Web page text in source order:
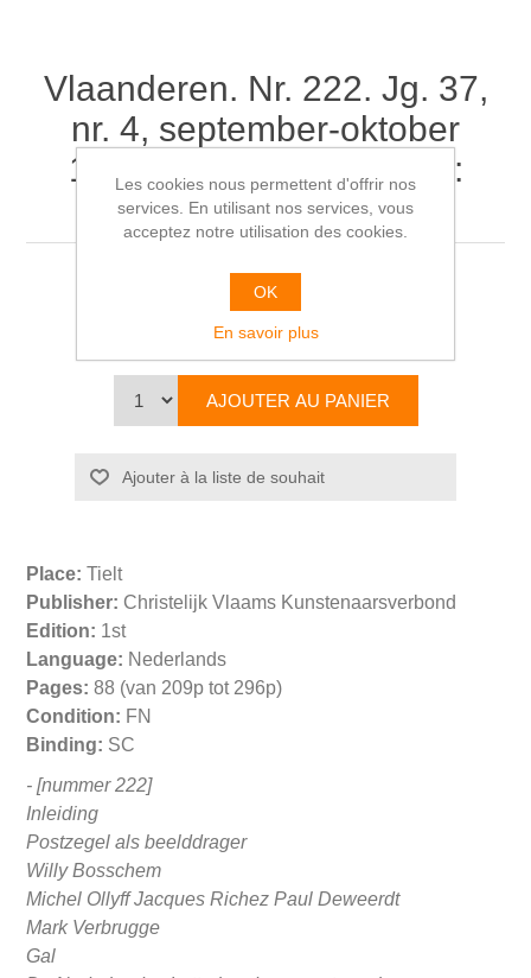
Vlaanderen. Nr. 222. Jg. 37,
nr. 4, september-oktober
1988. Postzegelontwerp:
artistieke verbeelding?
Marc DUBOIS & diverse auteurs
€19,00
Place: Tielt
Publisher: Christelijk Vlaams Kunstenaarsverbond
Edition: 1st
Language: Nederlands
Pages: 88 (van 209p tot 296p)
Condition: FN
Binding: SC
- [nummer 222]
Inleiding
Postzegel als beelddrager
Willy Bosschem
Michel Ollyff Jacques Richez Paul Deweerdt
Mark Verbrugge
Gal
Les cookies nous permettent d'offrir nos
services. En utilisant nos services, vous
acceptez notre utilisation des cookies.
OK
En savoir plus